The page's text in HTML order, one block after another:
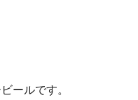
ールです。